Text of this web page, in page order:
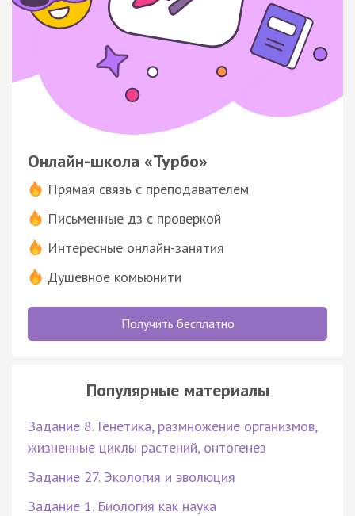
Онлайн-школа «Турбо»
Прямая связь с преподавателем
Письменные дз с проверкой
Интересные онлайн-занятия
Душевное комьюнити
Получить бесплатно
Популярные материалы
Задание 8. Генетика, размножение организмов,
жизненные циклы растений, онтогенез
Задание 27. Экология и эволюция
Задание 1. Биология как наука